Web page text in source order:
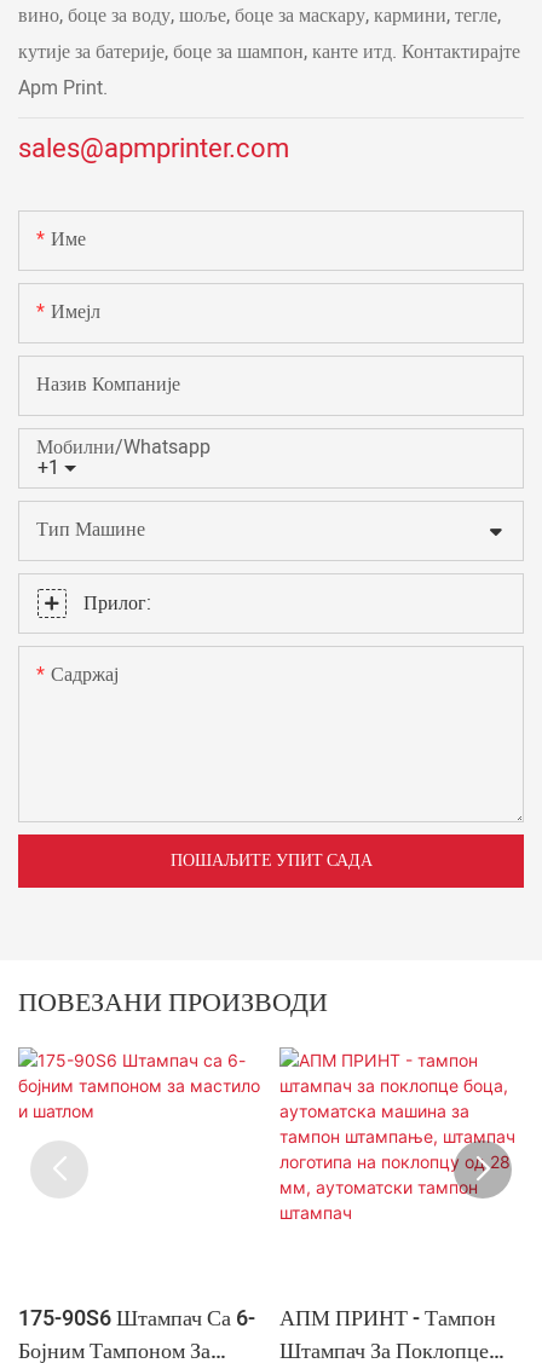
вино, боце за воду, шоље, боце за маскару, кармини, тегле,
кутије за батерије, боце за шампон, канте итд. Контактирајте
Apm Print.
sales@apmprinter.com
Име
Имејл
Назив Компаније
+1
Мобилни/Whatsapp
Тип Машине
Прилог:
Садржај
ПОШАЉИТЕ УПИТ САДА
ПОВЕЗАНИ ПРОИЗВОДИ
175-90S6 Штампач Са 6-
Бојним Тампоном За
АПМ ПРИНТ - Тампон
Штампач За Поклопце